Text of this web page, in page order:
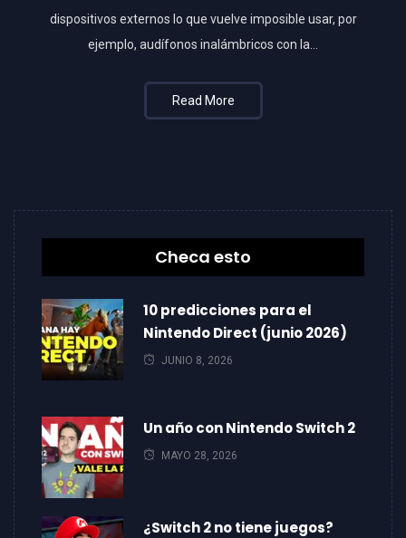
dispositivos externos lo que vuelve imposible usar, por
ejemplo, audífonos inalámbricos con la…
Read More
Checa esto
10 predicciones para el
Nintendo Direct (junio 2026)
JUNIO 8, 2026
Un año con Nintendo Switch 2
MAYO 28, 2026
¿Switch 2 no tiene juegos?